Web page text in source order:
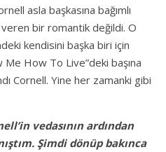
asla başkasına bağımlı
bir romantik değildi. O
kendisini başka biri için
Me How To Live”deki başına
Cornell. Yine her zamanki gibi
vedasının ardından
Şimdi dönüp bakınca